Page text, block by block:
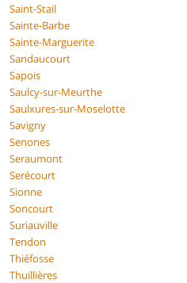
Saint-Stail
Sainte-Barbe
Sainte-Marguerite
Sandaucourt
Sapois
Saulcy-sur-Meurthe
Saulxures-sur-Moselotte
Savigny
Senones
Seraumont
Serécourt
Sionne
Soncourt
Suriauville
Tendon
Thiéfosse
Thuillières